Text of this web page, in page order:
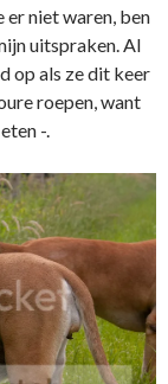
er niet waren, ben
uitspraken. Al
op als ze dit keer
roepen, want
-.